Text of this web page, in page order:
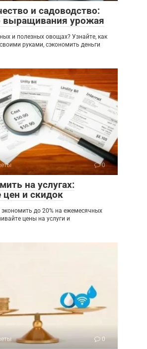
и садоводство:
выращивания урожая
и полезных овощах? Узнайте, как
руками, сэкономить деньги
0
на услугах:
цен и скидок
экономить до 20% на ежемесячных
цены на услуги и
0